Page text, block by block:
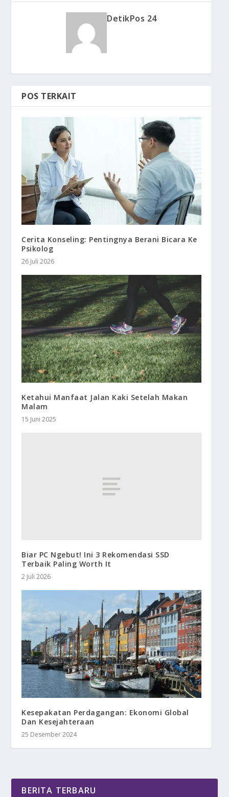
DetikPos 24
POS TERKAIT
Cerita Konseling: Pentingnya Berani Bicara Ke
Psikolog
26 Juli 2026
Ketahui Manfaat Jalan Kaki Setelah Makan
Malam
15 Juni 2025
Biar PC Ngebut! Ini 3 Rekomendasi SSD
Terbaik Paling Worth It
2 Juli 2026
Kesepakatan Perdagangan: Ekonomi Global
Dan Kesejahteraan
25 Desember 2024
BERITA TERBARU